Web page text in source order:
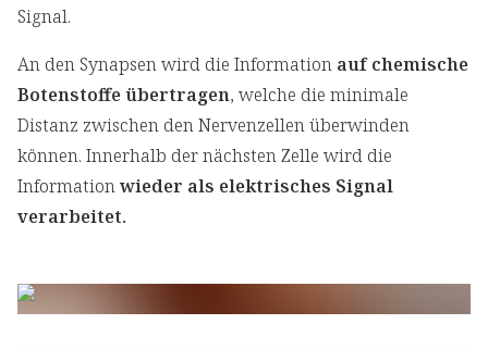
Signal.
An den Synapsen wird die Information auf chemische
Botenstoffe übertragen, welche die minimale
Distanz zwischen den Nervenzellen überwinden
können. Innerhalb der nächsten Zelle wird die
Informationwieder als elektrisches Signal
verarbeitet.